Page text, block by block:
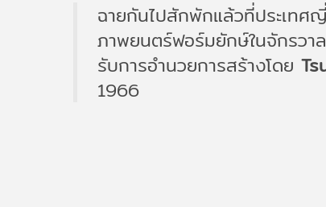
ฉายกันไปสักพักแล้วที่ประเทศ
ภาพยนตร์ฟอร์มยักษ์ในจักรวา
รับการอำนวยการสร้างโดย
1966